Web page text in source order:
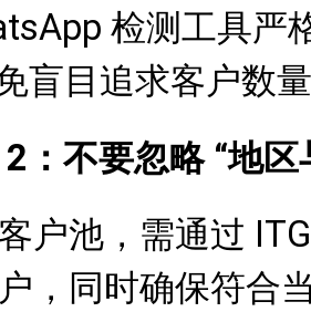
检测工具严
盲目追求客户数
：不要忽略 “地区
户池，需通过
，同时确保符合